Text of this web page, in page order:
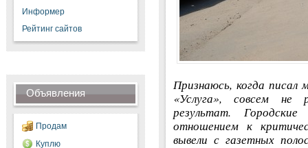
Информер
Рейтинг сайтов
Объявления
Продам
Куплю
Признаюсь, когда
«Услуга», совсем не
результат.
отношением к
вывели с газетных